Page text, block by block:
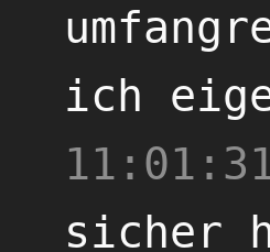
ich
sicher